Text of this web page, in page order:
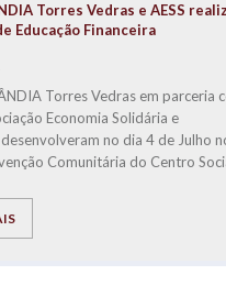
Torres Vedras e AESS
Educação Financeira
Torres Vedras em parceria
Economia Solidária e
no dia 4 de Julho
Comunitária do Centro